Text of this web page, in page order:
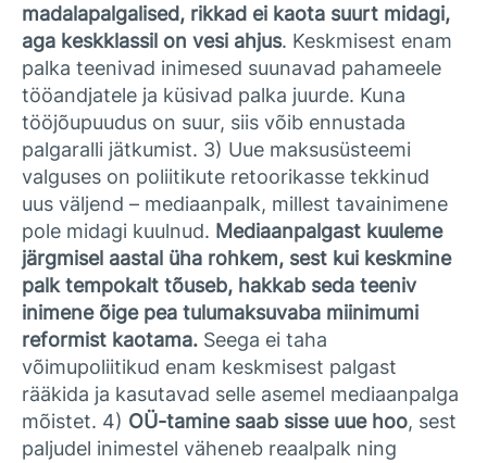
madalapalgalised, rikkad ei kaota suurt midagi,
aga keskklassil on vesi ahjus. Keskmisest enam
palka teenivad inimesed suunavad pahameele
tööandjatele ja küsivad palka juurde. Kuna
tööjõupuudus on suur, siis võib ennustada
palgaralli jätkumist. 3) Uue maksusüsteemi
valguses on poliitikute retoorikasse tekkinud
uus väljend – mediaanpalk, millest tavainimene
pole midagi kuulnud. Mediaanpalgast kuuleme
järgmisel aastal üha rohkem, sest kui keskmine
palk tempokalt tõuseb, hakkab seda teeniv
inimene õige pea tulumaksuvaba miinimumi
reformist kaotama. Seega ei taha
võimupoliitikud enam keskmisest palgast
rääkida ja kasutavad selle asemel mediaanpalga
mõistet. 4) OÜ-tamine saab sisse uue hoo, sest
paljudel inimestel väheneb reaalpalk ning